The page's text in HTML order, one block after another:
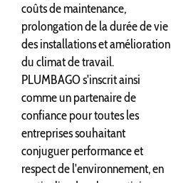
coûts de maintenance,
prolongation de la durée de vie
des installations et amélioration
du climat de travail.
PLUMBAGO s'inscrit ainsi
comme un partenaire de
confiance pour toutes les
entreprises souhaitant
conjuguer performance et
respect de l'environnement, en